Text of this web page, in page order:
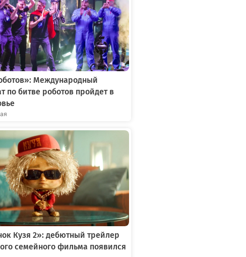
Международный
по битве роботов пройдет в
Кузя 2»: дебютный трейлер
семейного фильма появился